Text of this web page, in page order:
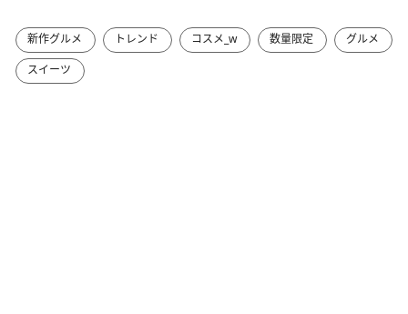
新作グルメ トレンド コスメ_w 数量限定
グルメ
スイーツ